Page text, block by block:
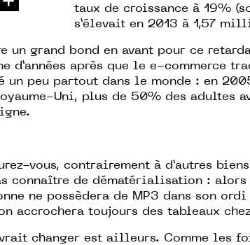
taux de croissance à 19%
s’élevait en 2013 à 1,57
un grand bond en avant pour ce
d’années après que le e-commerce
un peu partout dans le monde : en
Uni, plus de 50% des adultes
vous, contrairement à d’autres
connaître de dématérialisation : alors
ne possèdera de MP3 dans son
accrochera toujours des tableaux
changer est ailleurs. Comme les